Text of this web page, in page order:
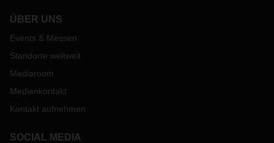
ÜBER UNS
Events & Messen
Standorte weltweit
Mediaroom
Medienkontakt
Kontakt aufnehmen
SOCIAL MEDIA